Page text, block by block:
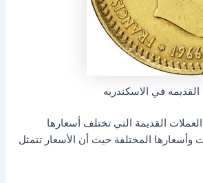
القديمه في الاسكندريه
العملات القديمة التي تختلف أسعارها
وأسعارها المختلفة حيث أن الأسعار تتمثل